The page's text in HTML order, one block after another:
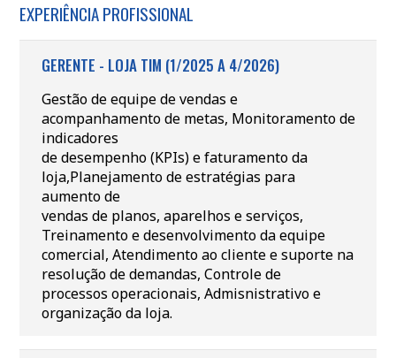
EXPERIÊNCIA PROFISSIONAL
GERENTE - LOJA TIM (1/2025 A 4/2026)
Gestão de equipe de vendas e
acompanhamento de metas, Monitoramento de
indicadores
de desempenho (KPIs) e faturamento da
loja,Planejamento de estratégias para
aumento de
vendas de planos, aparelhos e serviços,
Treinamento e desenvolvimento da equipe
comercial, Atendimento ao cliente e suporte na
resolução de demandas, Controle de
processos operacionais, Admisnistrativo e
organização da loja.